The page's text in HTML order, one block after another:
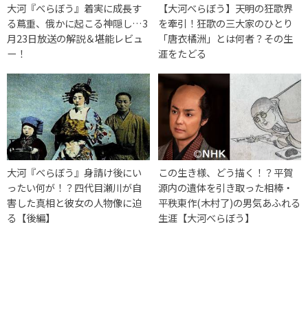
大河『べらぼう』着実に成長す
る蔦重、俄かに起こる神隠し…3
月23日放送の解説＆堪能レビュ
ー！
【大河べらぼう】天明の狂歌界
を牽引！狂歌の三大家のひとり
「唐衣橘洲」とは何者？その生
涯をたどる
大河『べらぼう』身請け後にい
ったい何が！？四代目瀬川が自
害した真相と彼女の人物像に迫
る【後編】
この生き様、どう描く！？平賀
源内の遺体を引き取った相棒・
平秩東作(木村了)の男気あふれる
生涯【大河べらぼう】